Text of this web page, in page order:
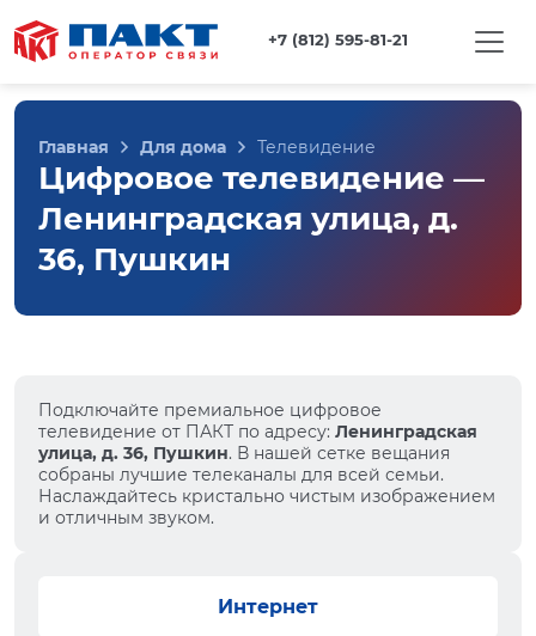
+7 (812) 595-81-21
Главная Для дома Телевидение
Цифровое телевидение —
Ленинградская улица, д.
36, Пушкин
Подключайте премиальное цифровое
телевидение от ПАКТ по адресу: Ленинградская
улица, д. 36, Пушкин. В нашей сетке вещания
собраны лучшие телеканалы для всей семьи.
Наслаждайтесь кристально чистым изображением
и отличным звуком.
Интернет